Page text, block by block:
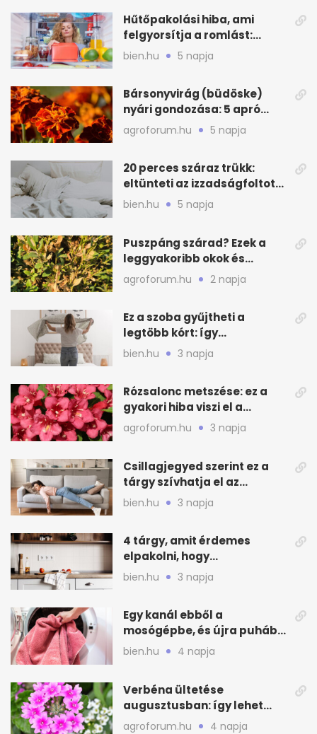
Hűtőpakolási hiba, ami
felgyorsítja a romlást:
zónákra figyelj
bien.hu 5 napja
Bársonyvirág (büdöske)
nyári gondozása: 5 apró
lépés a dús virágzásért
agroforum.hu 5 napja
20 perces száraz trükk:
eltünteti az izzadságfoltot
és a szagot a matracról
bien.hu 5 napja
Puszpáng szárad? Ezek a
leggyakoribb okok és
teendők
agroforum.hu 2 napja
Ez a szoba gyűjtheti a
legtöbb kórt: így
mélytisztítsd otthon
bien.hu 3 napja
Rózsalonc metszése: ez a
gyakori hiba viszi el a
virágzást
agroforum.hu 3 napja
Csillagjegyed szerint ez a
tárgy szívhatja el az
otthonod energiáját
bien.hu 3 napja
4 tárgy, amit érdemes
elpakolni, hogy
hűvösebbnek tűnjön a lakás
bien.hu 3 napja
Egy kanál ebből a
mosógépbe, és újra puhább
lesz a törölköző
bien.hu 4 napja
Verbéna ültetése
augusztusban: így lehet
még idén virágos a kert
agroforum.hu 4 napja